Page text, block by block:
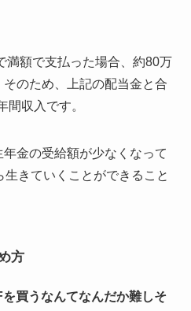
満額で支払った場合、約80万
のため、上記の配当金と合
間収入です。
金の受給額が少なくなって
きていくことができること
方
を買うなんてなんだか難しそ